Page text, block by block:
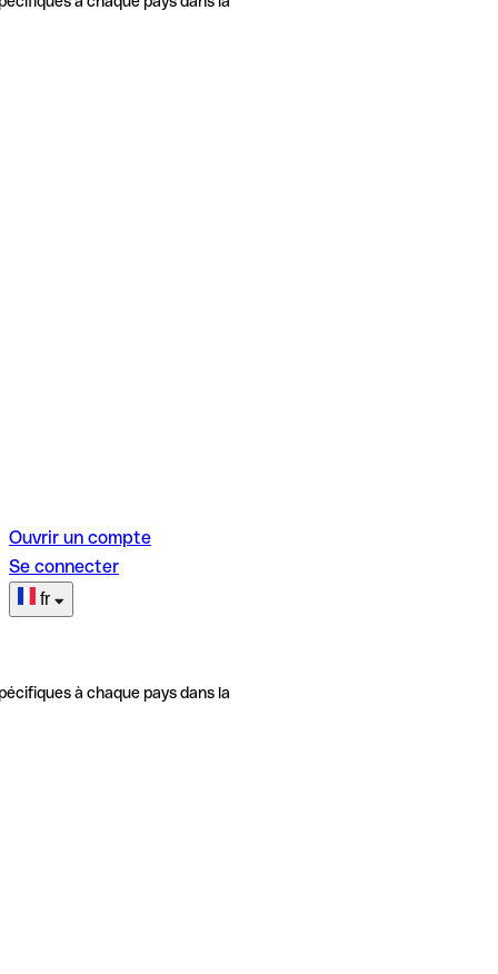
Ouvrir un compte
Se connecter
fr
à chaque pays dans la